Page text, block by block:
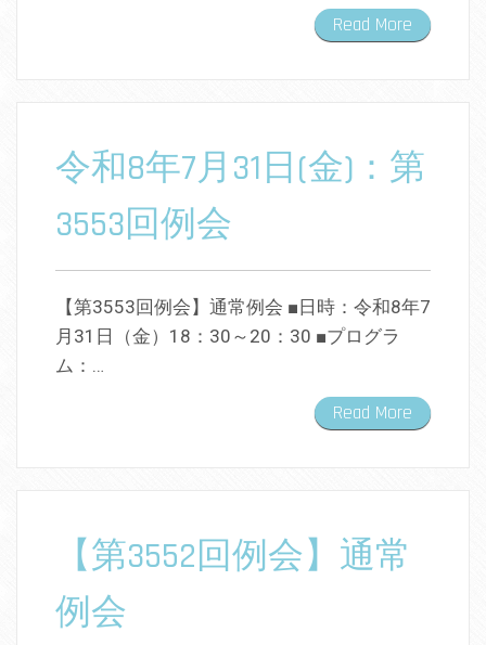
Read More
令和8年7月31日(金)：第
3553回例会
【第3553回例会】通常例会 ■日時：令和8年7
月31日（金）18：30～20：30 ■プログラ
ム：…
Read More
【第3552回例会】通常
例会